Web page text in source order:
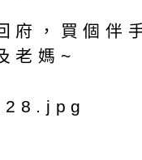
府，買個伴
老媽~